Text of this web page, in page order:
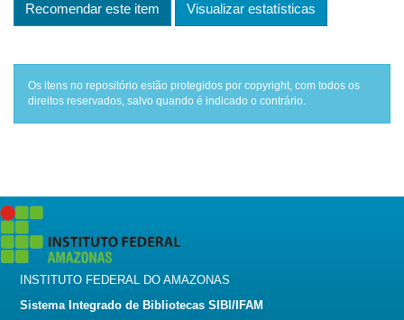
Recomendar este item Visualizar estatísticas
Os itens no repositório estão protegidos por copyright, com todos os
direitos reservados, salvo quando é indicado o contrário.
INSTITUTO FEDERAL DO AMAZONAS
Sistema Integrado de Bibliotecas SIBI/IFAM